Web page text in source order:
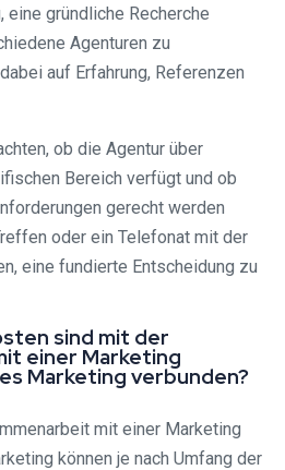
gründliche Recherche
Agenturen zu
auf Erfahrung, Referenzen
ob die Agentur über
Bereich verfügt und ob
gerecht werden
oder ein Telefonat mit der
eine fundierte Entscheidung zu
sind mit der
einer Marketing
Marketing verbunden?
mit einer Marketing
können je nach Umfang der